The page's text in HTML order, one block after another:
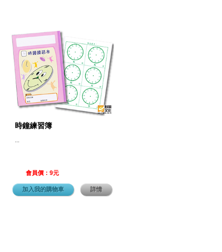
時鐘練習簿
...
會員價：9元
加入我的購物車 詳情